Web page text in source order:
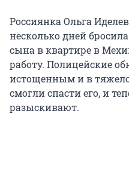
Россиянка Ольга
несколько дней
сына в квартире в
работу. Полицейские
истощенным и в
смогли спасти его, и
разыскивают.